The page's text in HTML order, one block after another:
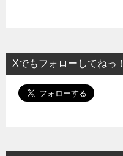
Xでもフォローしてねっ！